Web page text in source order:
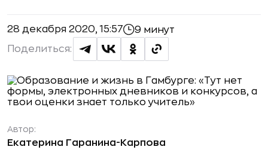
28 декабря 2020, 15:57 9 минут
Поделиться:
Автор:
Екатерина Гаранина-Карпова